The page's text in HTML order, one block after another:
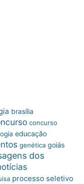
brasília
concurso
educação
genética goiás
dos
processo seletivo